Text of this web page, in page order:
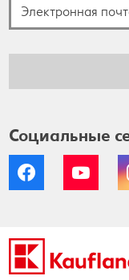
Социальные
Facebook